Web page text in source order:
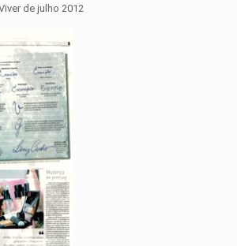
de julho 2012